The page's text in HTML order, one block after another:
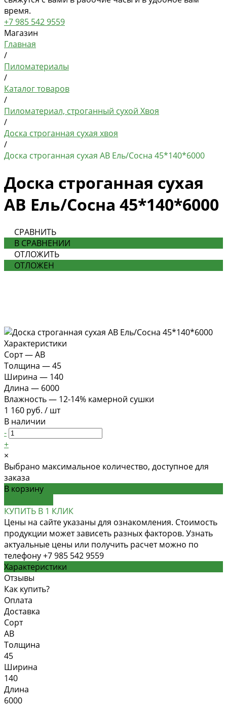
время.
+7 985 542 9559
Магазин
Главная
/
Пиломатериалы
/
Каталог товаров
/
Пиломатериал, строганный сухой Хвоя
/
Доска строганная сухая хвоя
/
Доска строганная сухая АВ Ель/Сосна 45*140*6000
Доска строганная сухая
АВ Ель/Сосна 45*140*6000
СРАВНИТЬ
В СРАВНЕНИИ
ОТЛОЖИТЬ
ОТЛОЖЕН
Характеристики
Сорт—АВ
Толщина —45
Ширина — 140
Длина — 6000
Влажность— 12-14% камерной сушки
1 160 руб. / шт
В наличии
-
+
×
Выбрано максимальное количество, доступное для
заказа
В корзину
КУПИТЬ В 1 КЛИК
Цены на сайте указаны для ознакомления. Стоимость
продукции может зависеть разных факторов. Узнать
актуальные цены или получить расчет можно по
телефону +7 985 542 9559
Характеристики
Отзывы
Как купить?
Оплата
Доставка
Сорт
АВ
Толщина
45
Ширина
140
Длина
6000